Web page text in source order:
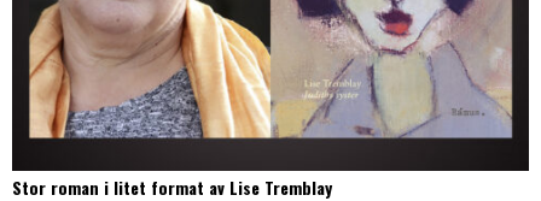
Stor roman i litet format av Lise Tremblay